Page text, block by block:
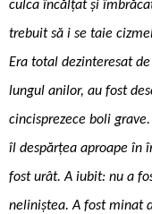
culca încălțat și
trebuit să i se taie
Era total dezinteresat
lungul anilor, au fost
cincisprezece boli
îl despărțea aproape în
fost urât. A iubit: nu a
neliniștea. A fost minat